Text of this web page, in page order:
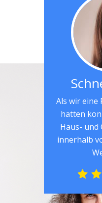
Als wir
hatten
Haus- und
innerhalb